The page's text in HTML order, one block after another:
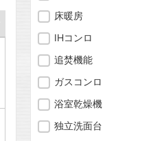
お問合わせ
床暖房
IHコンロ
追焚機能
ガスコンロ
浴室乾燥機
独立洗面台